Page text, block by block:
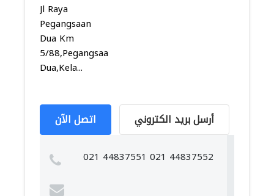
Jl Raya
Pegangsaan
Dua Km
5/88,Pegangsaan
Dua,Kela...
اتصل الآن أرسل بريد الكتروني
021 44837551 021 44837552